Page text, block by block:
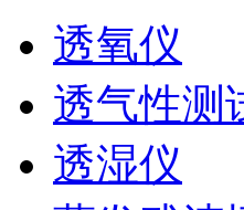
透氧仪
透气性测
透湿仪